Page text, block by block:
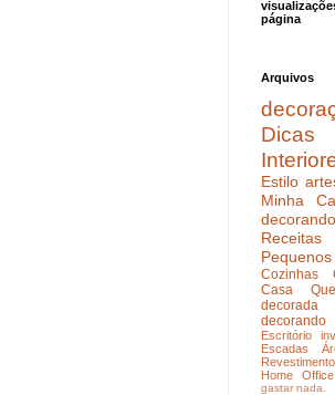
página
Arquivos
Dicas
Estilo
Minha
Receitas
Cozinhas
Casa
decorada
Escritório
Escadas
Revestimento
Home Office
gastar nada.